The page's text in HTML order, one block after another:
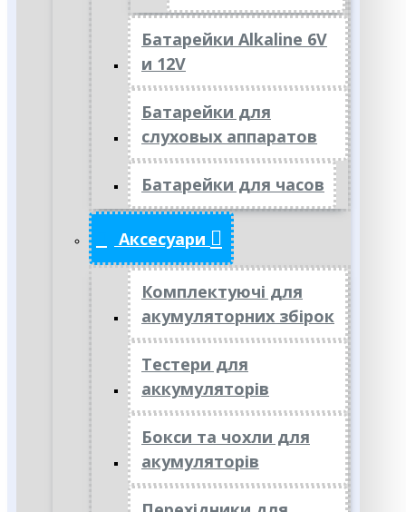
Батарейки Alkaline 6V
и 12V
Батарейки для
слуховых аппаратов
Батарейки для часов
Аксесуари
Комплектуючі для
акумуляторних збірок
Тестери для
аккумуляторів
Бокси та чохли для
акумуляторів